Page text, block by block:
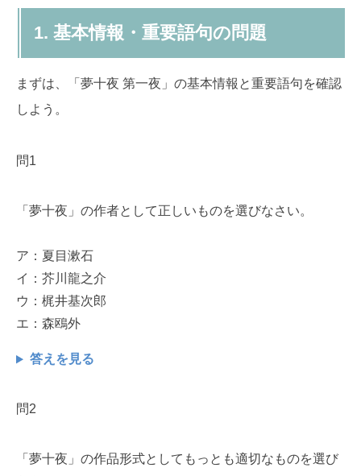
1. 基本情報・重要語句の問題
まずは、「夢十夜 第一夜」の基本情報と重要語句を確認
しよう。
問1
「夢十夜」の作者として正しいものを選びなさい。
ア：夏目漱石
イ：芥川龍之介
ウ：梶井基次郎
エ：森鴎外
答えを見る
問2
「夢十夜」の作品形式としてもっとも適切なものを選び